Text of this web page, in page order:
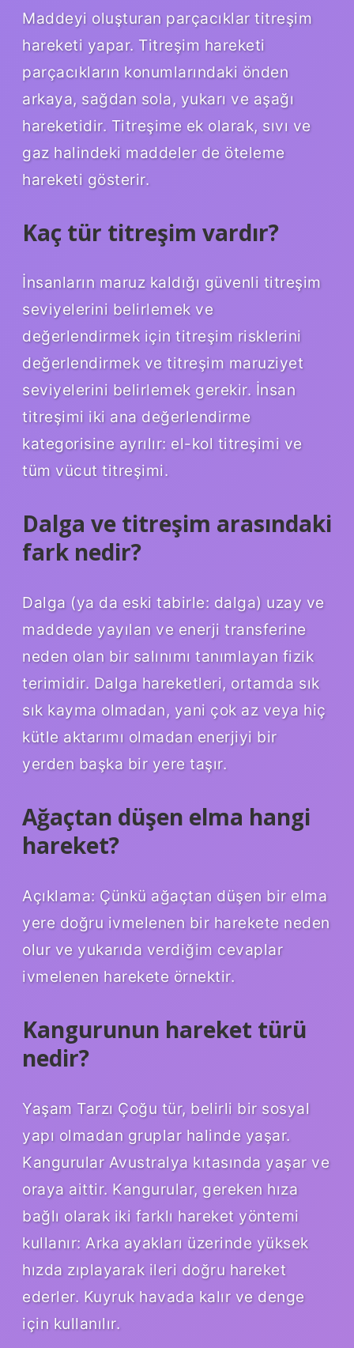
Maddeyi oluşturan parçacıklar titreşim
hareketi yapar. Titreşim hareketi
parçacıkların konumlarındaki önden
arkaya, sağdan sola, yukarı ve aşağı
hareketidir. Titreşime ek olarak, sıvı ve
gaz halindeki maddeler de öteleme
hareketi gösterir.
Kaç tür titreşim vardır?
İnsanların maruz kaldığı güvenli titreşim
seviyelerini belirlemek ve
değerlendirmek için titreşim risklerini
değerlendirmek ve titreşim maruziyet
seviyelerini belirlemek gerekir. İnsan
titreşimi iki ana değerlendirme
kategorisine ayrılır: el-kol titreşimi ve
tüm vücut titreşimi.
Dalga ve titreşim arasındaki
fark nedir?
Dalga (ya da eski tabirle: dalga) uzay ve
maddede yayılan ve enerji transferine
neden olan bir salınımı tanımlayan fizik
terimidir. Dalga hareketleri, ortamda sık
sık kayma olmadan, yani çok az veya hiç
kütle aktarımı olmadan enerjiyi bir
yerden başka bir yere taşır.
Ağaçtan düşen elma hangi
hareket?
Açıklama: Çünkü ağaçtan düşen bir elma
yere doğru ivmelenen bir harekete neden
olur ve yukarıda verdiğim cevaplar
ivmelenen harekete örnektir.
Kangurunun hareket türü
nedir?
Yaşam Tarzı Çoğu tür, belirli bir sosyal
yapı olmadan gruplar halinde yaşar.
Kangurular Avustralya kıtasında yaşar ve
oraya aittir. Kangurular, gereken hıza
bağlı olarak iki farklı hareket yöntemi
kullanır: Arka ayakları üzerinde yüksek
hızda zıplayarak ileri doğru hareket
ederler. Kuyruk havada kalır ve denge
için kullanılır.